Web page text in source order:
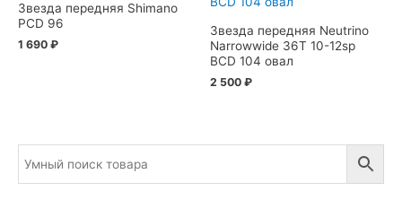
Звезда передняя Shimano
PCD 96
1 690 ₽
Звезда передняя Neutrino
Narrowwide 36T 10-12sp
BCD 104 овал
2 500 ₽